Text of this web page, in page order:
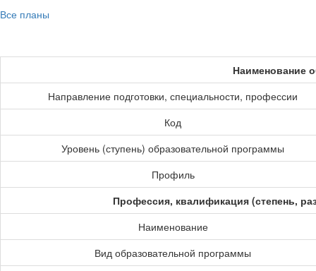
Все планы
Наименование
Направление подготовки, специальности, профессии
Код
Уровень (ступень) образовательной программы
Профиль
Профессия, квалификация (степень,
Наименование
Вид образовательной программы